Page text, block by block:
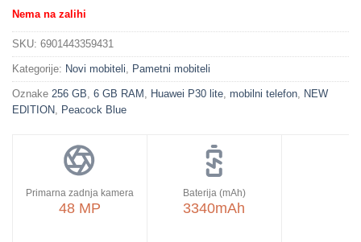
Nema na zalihi
SKU: 6901443359431
Kategorije: Novi mobiteli Pametni mobiteli
Oznake 256 GB 6 GB RAM Huawei P30 lite mobilni telefon
NEW
EDITION
Peacock Blue
Primarna zadnja kamera
48 MP
Baterija (mAh)
3340mAh